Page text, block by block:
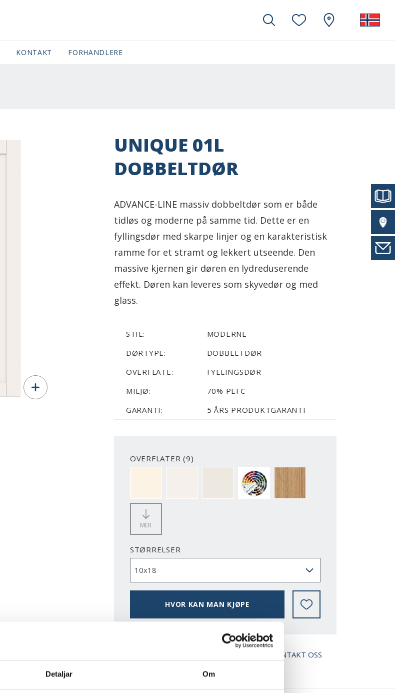
Detaljar Om
KONTAKT FORHANDLERE
UNIQUE 01L
DOBBELTDØR
ADVANCE-LINE massiv dobbeltdør som er både
tidløs og moderne på samme tid. Dette er en
fyllingsdør med skarpe linjer og en karakteristisk
ramme for et stramt og lekkert utseende. Den
massive kjernen gir døren en lydreduserende
effekt. Døren kan leveres som skyvedør og med
glass.
STIL:
MODERNE
DØRTYPE:
DOBBELTDØR
OVERFLATE:
FYLLINGSDØR
MILJØ:
70% PEFC
GARANTI:
5 ÅRS PRODUKTGARANTI
OVERFLATER (9)
NESTEN ALLE NCS S OG RAL FARGER
MER
STØRRELSER
HVOR KAN MAN KJØPE
KONTAKT OSS